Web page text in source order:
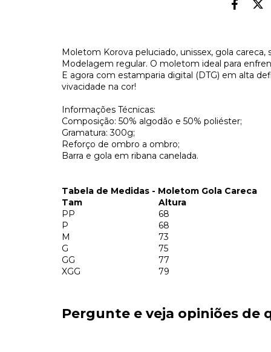
Moletom Korova peluciado, unissex, gola
Modelagem regular. O moletom ideal para
E agora com estamparia digital (DTG) em alta
vivacidade na cor!
Informações Técnicas:
Composição: 50% algodão e 50% poliéster;
Gramatura: 300g;
Reforço de ombro a ombro;
Barra e gola em ribana canelada.
Tabela de Medidas - Moletom Gola Careca
Tam
Altura
PP
68
P
68
M
73
G
75
GG
77
XGG
79
Pergunte e veja opiniões de